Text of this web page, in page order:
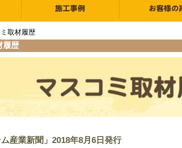
取材履歴
履歴
ム産業新聞」2018年8月6日発行